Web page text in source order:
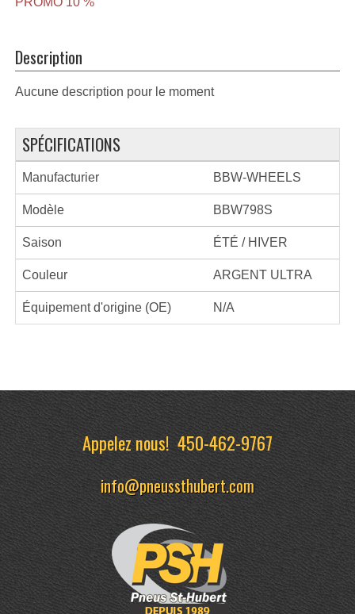
Description
Aucune description pour le moment
SPÉCIFICATIONS
Manufacturier BBW-WHEELS
Modèle BBW798S
Saison ÉTÉ / HIVER
Couleur ARGENT ULTRA
Équipement d'origine (OE) N/A
Appelez nous!450-462-9767
info@pneussthubert.com